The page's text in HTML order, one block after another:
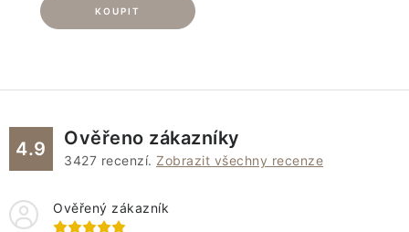
4.9 Ověřeno zákazníky
3427 recenzí. Zobrazit všechny recenze
Ověřený zákazník